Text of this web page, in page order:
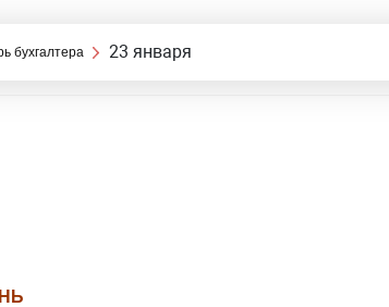
бухгалтера 23 января